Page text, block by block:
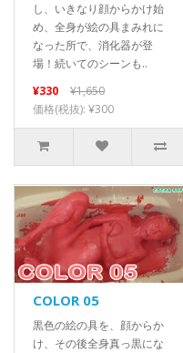
し、いきなり顔からかけ始
め、全身が絵の具まみれに
なった所で、消化器が登
場！続いてのシーンも..
¥330
¥1,650
価格(税抜): ¥300
COLOR 05
黒色の絵の具を、顔からか
け、その後全身真っ黒にな